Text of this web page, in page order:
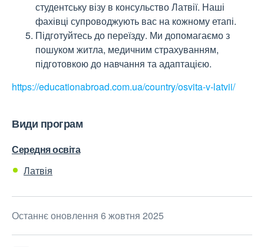
студентську візу в консульство Латвії. Наші
фахівці супроводжують вас на кожному етапі.
Підготуйтесь до переїзду. Ми допомагаємо з
пошуком житла, медичним страхуванням,
підготовкою до навчання та адаптацією.
https://educationabroad.com.ua/country/osvita-v-latvii/
Види програм
Середня освіта
Латвія
Останнє оновлення 6 жовтня 2025